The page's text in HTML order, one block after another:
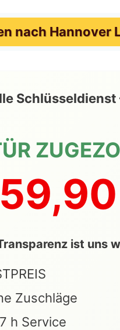
nach
ist uns
Zuschläge
h Service